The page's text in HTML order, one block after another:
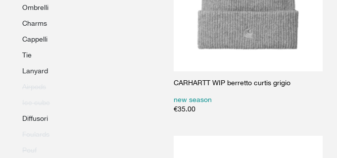
ombrelli
charms
cappelli
tie
lanyard
diffusori
CARHARTT WIP berretto curtis grigio
new season
€35.00